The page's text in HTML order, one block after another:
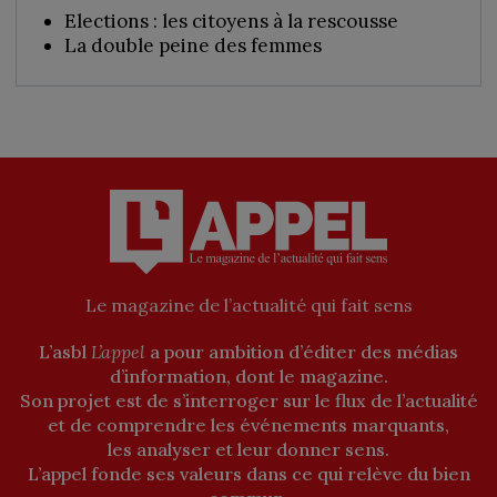
Numérique
Elections : les citoyens à la rescousse
La double peine des femmes
Le magazine de l’actualité qui fait sens
L’asbl L’appel a pour ambition d’éditer des médias
d’information, dont le magazine.
Son projet est de s’interroger sur le flux de l’actualité
et de comprendre les événements marquants,
les analyser et leur donner sens.
L’appel fonde ses valeurs dans ce qui relève du bien